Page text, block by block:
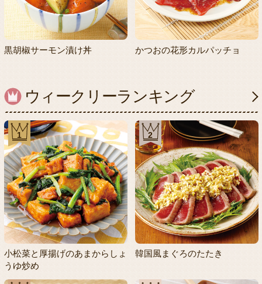
黒胡椒サーモン漬け丼 かつおの花形カルパッチョ
ウィークリーランキング
1
小松菜と厚揚げのあまからしょ
うゆ炒め
2
韓国風まぐろのたたき